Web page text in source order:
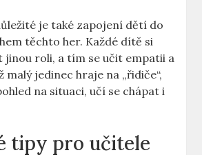
je také zapojení dětí do
těchto her. Každé dítě si
jinou roli, a tím se učit empatii a
malý jedinec hraje na „řidiče“,
na situaci, učí se chápat i
tipy pro učitele